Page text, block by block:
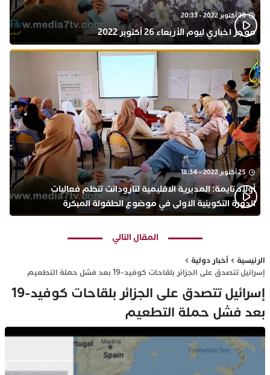
26 أكتوبر 2022 - 20:33
موجز اخباري ليوم الأربعاء 26 أكتوبر 2022
25 أكتوبر 2022 - 18:34
أولاد تايمة: المديرية الاقليمية لتارودانت تنظم فعاليات
الدورة التكوينية الاولى في موضوع الطفولة المبكرة
بمركز التكوين ثانوية الحسن الثاني التأهيلية
المقال التالي
الرئيسية
أخبار دولية
إسرائيل تتصدق على الجزائر بلقاحات كوفيد-19 بعد فشل حملة التطعيم
إسرائيل تتصدق على الجزائر بلقاحات كوفيد-19
بعد فشل حملة التطعيم